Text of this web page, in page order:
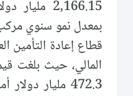
قطاع إعادة التأمين
المالي، حيث بلغت